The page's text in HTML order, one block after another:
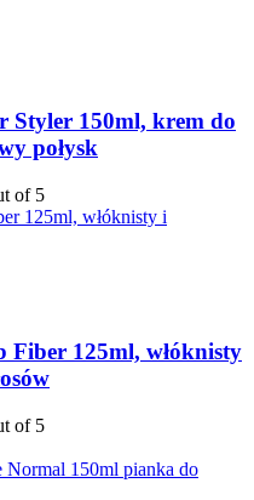
Styler 150ml, krem do
połysk
of 5
Fiber 125ml, włóknisty
of 5